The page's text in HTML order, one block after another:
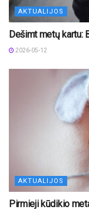
AKTUALIJOS
Dešimt metų kartu:
2026-05-12
AKTUALIJOS
Pirmieji kūdikio